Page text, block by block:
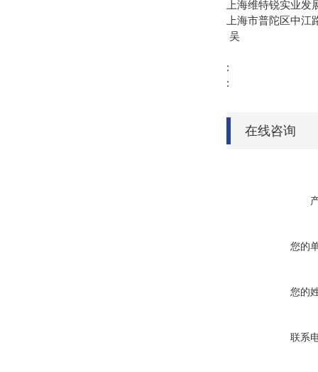
上海维特锐实业发
上海市普陀区中江
吴
:
:
在线咨询
您的
您的
联系